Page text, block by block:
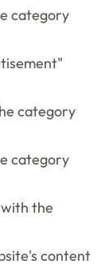
category
category
category
the
content